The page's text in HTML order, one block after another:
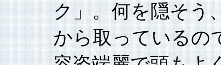
ク」。何を隠そう
から取っているの